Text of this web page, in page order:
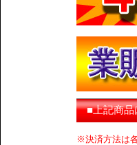
■上記商品
※決済方法は